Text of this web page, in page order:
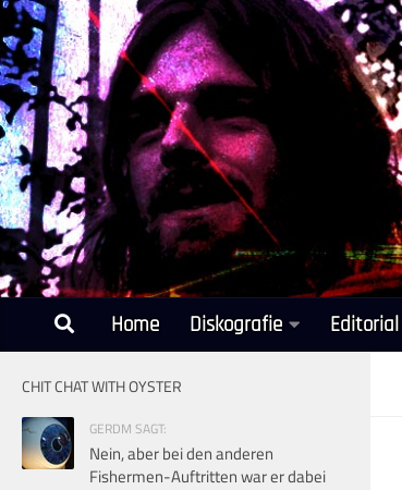
Unter dem Inhalt
Home Diskografie Editorial
CHIT CHAT WITH OYSTER
GERDM SAGT:
Nein, aber bei den anderen
Fishermen-Auftritten war er dabei